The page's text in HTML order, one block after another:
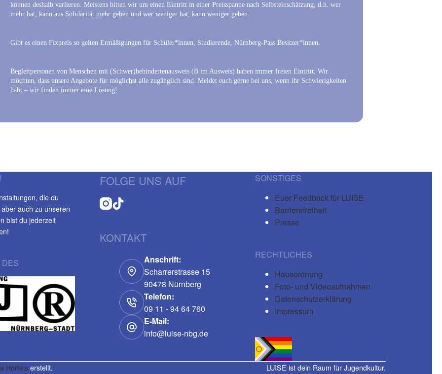
können deshalb variieren. Meistens bitten wir um einen Eintritt in einer Preisspanne nach Selbsteinschätzung, d.h. wer
mehr hat, kann aus Solidarität mehr geben und wer weniger hat, kann weniger geben.
Gibt es einen Fixpreis so gelten Ermäßigungen für Schüler*innen, Studierende, Nürnberg-Pass Besitzer*innen.
Begleitpersonen von Menschen mit (Schwer)behindertenausweis (B im Ausweis) haben immer freien Eintritt. Wir
möchten, dass unsere Angebote für möglichst alle zugänglich sind. Meldet euch gerne bei uns, wenn ihr Schwierigkeiten
habt – wir finden immer eine Lösung!
die du
auch zu unseren
bist du jederzeit
FOLGE UNS AUF
KONTAKT
Anschrift:
Scharrerstrasse 15
90478 Nürnberg
Telefon:
09 11 - 94 64 760
E-Mail:
info@luise-nbg.de
SONSTIGES
Euer Feedback für LUISE
Barrierefreiheit
Presse
RECHTLICHES
Hausordnung
Foto- und Videoaufnahmen
Datenschutzerklärung
Impressum
Hörteiserstellt.
LUISE ist dein Raum für Jugendkultur.